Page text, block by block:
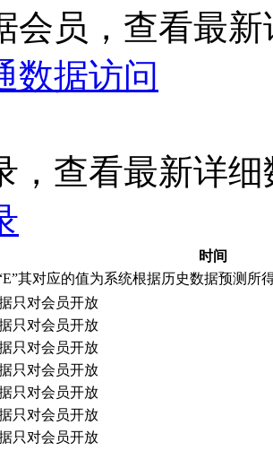
会员，查看最
数据访问
，查看最新详细
时间
E”其对应的值为系统根据历史数据预测所
只对会员开放
只对会员开放
只对会员开放
只对会员开放
只对会员开放
只对会员开放
只对会员开放